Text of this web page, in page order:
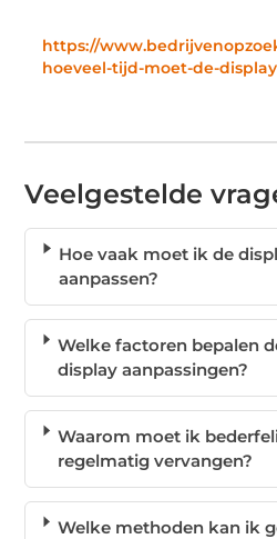
https://
hoeveel-tijd-moet-de-
Veelgestelde
Hoe vaak moet ik de
aanpassen?
Welke factoren bepalen
display aanpassingen?
Waarom moet ik
regelmatig vervangen?
Welke methoden kan ik